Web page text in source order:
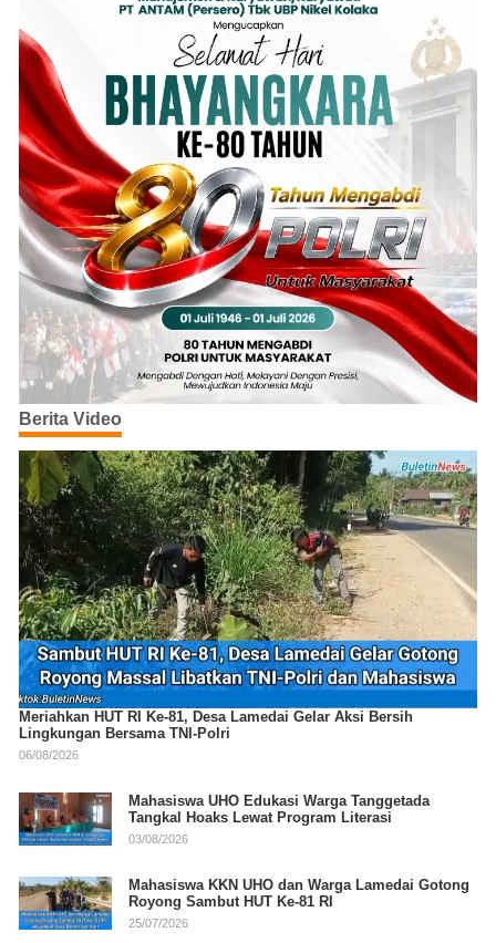
Berita Video
Meriahkan HUT RI Ke-81, Desa Lamedai Gelar Aksi Bersih
Lingkungan Bersama TNI-Polri
06/08/2026
Mahasiswa UHO Edukasi Warga Tanggetada
Tangkal Hoaks Lewat Program Literasi
03/08/2026
Mahasiswa KKN UHO dan Warga Lamedai Gotong
Royong Sambut HUT Ke-81 RI
25/07/2026